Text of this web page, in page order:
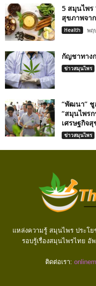
5 สมุนไพร
สุขภาพจา
Health พฤ
กัญชาทาง
ข่าวสมุนไพร
“พัฒนา” ชู
“สมุนไพร
เศรษฐกิจ
ข่าวสมุนไพร
แหล่งความรู้ สมุนไพร ประโ
รอบรู้เรื่องสมุนไพรไทย อั
ติดต่อเรา: